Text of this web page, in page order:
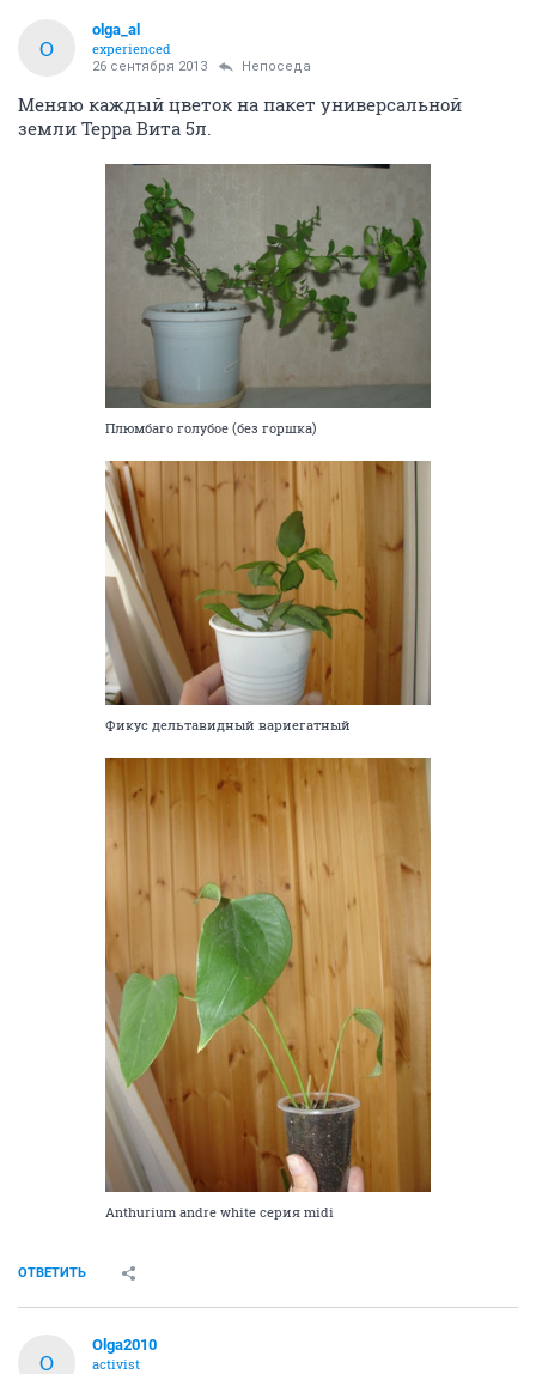
O
olga_al
experienced
26 сентября 2013 Непоседа
Меняю каждый цветок на пакет универсальной
земли Терра Вита 5л.
Плюмбаго голубое (без горшка)
Фикус дельтавидный вариегатный
Anthurium andre white серия midi
ОТВЕТИТЬ
O
Olga2010
activist